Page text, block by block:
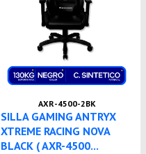
AXR-4500-2BK
SILLA GAMING ANTRYX
XTREME RACING NOVA
BLACK ( AXR-4500...